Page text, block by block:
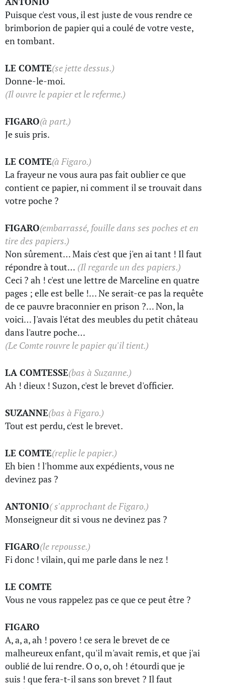
Puisque c'est vous, il est juste de vous rendre ce
brimborion de papier qui a coulé de votre veste,
en tombant.
LE COMTE(se jette dessus.)
Donne-le-moi.
(Il ouvre le papier et le referme.)
FIGARO(à part.)
Je suis pris.
LE COMTE(à Figaro.)
La frayeur ne vous aura pas fait oublier ce que
contient ce papier, ni comment il se trouvait dans
votre poche ?
FIGARO(embarrassé, fouille dans ses poches et en
tire des papiers.)
Non sûrement… Mais c'est que j'en ai tant ! Il faut
répondre à tout… (Il regarde un des papiers.)
Ceci ? ah ! c'est une lettre de Marceline en quatre
pages ; elle est belle !… Ne serait-ce pas la requête
de ce pauvre braconnier en prison ?… Non, la
voici… J'avais l'état des meubles du petit château
dans l'autre poche…
(Le Comte rouvre le papier qu'il tient.)
LA COMTESSE(bas à Suzanne.)
Ah ! dieux ! Suzon, c'est le brevet d'officier.
SUZANNE(bas à Figaro.)
Tout est perdu, c'est le brevet.
LE COMTE(replie le papier.)
Eh bien ! l'homme aux expédients, vous ne
devinez pas ?
ANTONIO( s'approchant de Figaro.)
Monseigneur dit si vous ne devinez pas ?
FIGARO(le repousse.)
Fi donc ! vilain, qui me parle dans le nez !
LE COMTE
Vous ne vous rappelez pas ce que ce peut être ?
FIGARO
A, a, a, ah ! povero ! ce sera le brevet de ce
malheureux enfant, qu'il m'avait remis, et que j'ai
oublié de lui rendre. O o, o, oh ! étourdi que je
suis ! que fera-t-il sans son brevet ? Il faut